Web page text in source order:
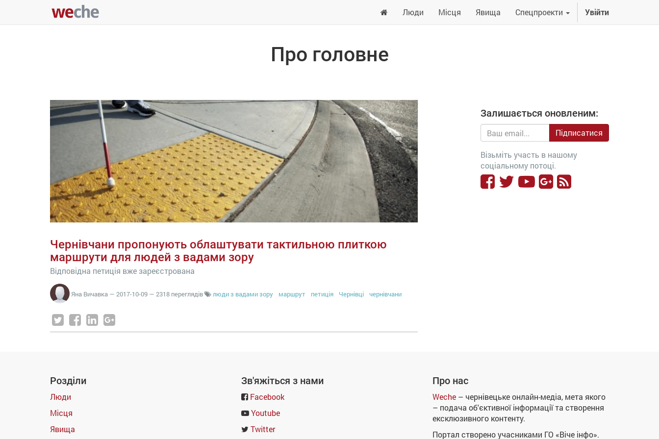
Люди Місця Явища Спецпроекти Увійти
Про головне
Чернівчани пропонують облаштувати тактильною плиткою
маршрути для людей з вадами зору
Відповідна петиція вже зареєстрована
Яна Вичавка — 2017-10-09 — 2318 переглядів люди з вадами зору маршрут петиція Чернівці чернівчани
Залишається оновленим:
Підписатися
Візьміть участь в нашому
соціальному потоці.
Розділи
Люди
Місця
Явища
Зв'яжіться з нами
Facebook
Youtube
Twitter
Про нас
Weche – чернівецьке онлайн-медіа, мета якого
– подача об'єктивної інформації та створення
ексклюзивного контенту.
Портал створено учасниками ГО «Віче інфо».